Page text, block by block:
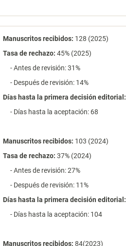
estadísticas
Manuscritos recibidos: 128 (2025)
Tasa de rechazo: 45% (2025)
- Antes de revisión: 31%
- Después de revisión: 14%
Días hasta la primera decisión editorial:
- Días hasta la aceptación: 68
Manuscritos recibidos: 103 (2024)
Tasa de rechazo: 37% (2024)
- Antes de revisión: 27%
- Después de revisión: 11%
Días hasta la primera decisión editorial:
- Días hasta la aceptación: 104
Manuscritos recibidos: 84(2023)